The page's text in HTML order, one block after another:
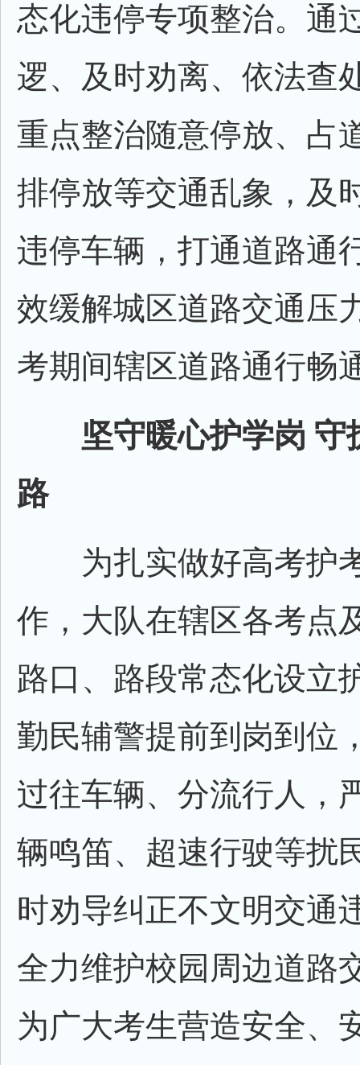
态化违停专项整治。通
逻、及时劝离、依法查
重点整治随意停放、占
排停放等交通乱象，及
违停车辆，打通道路通
效缓解城区道路交通压
考期间辖区道路通行畅
坚守暖心护学岗 守
路
为扎实做好高考护
作，大队在辖区各考点
路口、路段常态化设立
勤民辅警提前到岗到位
过往车辆、分流行人，
辆鸣笛、超速行驶等扰
时劝导纠正不文明交通
全力维护校园周边道路
为广大考生营造安全、